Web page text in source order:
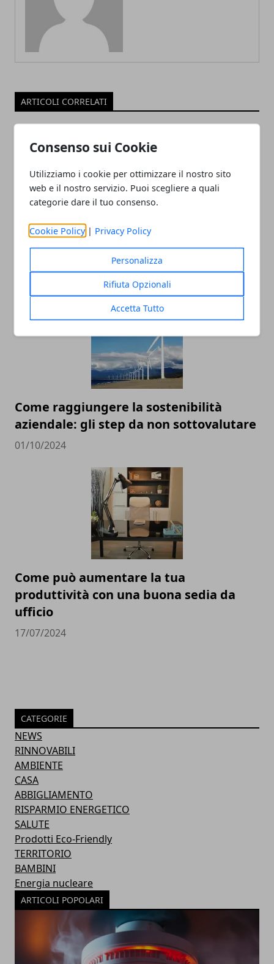
Consenso sui Cookie
Utilizziamo i cookie per ottimizzare il nostro sito
web e il nostro servizio. Puoi scegliere a quali
categorie dare il tuo consenso.
Cookie Policy | Privacy Policy
Personalizza
Rifiuta Opzionali
Accetta Tutto
ARTICOLI CORRELATI
Turismo sostenibile sempre più in
trend: le destinazioni da non perdere
15/11/2024
Come raggiungere la sostenibilità
aziendale: gli step da non sottovalutare
01/10/2024
Come può aumentare la tua
produttività con una buona sedia da
ufficio
17/07/2024
CATEGORIE
NEWS
RINNOVABILI
AMBIENTE
CASA
ABBIGLIAMENTO
RISPARMIO ENERGETICO
SALUTE
Prodotti Eco-Friendly
TERRITORIO
BAMBINI
Energia nucleare
ARTICOLI POPOLARI